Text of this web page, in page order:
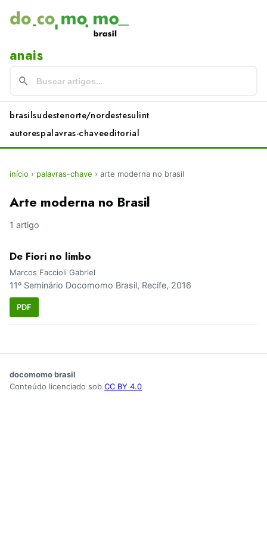
anais
brasilsudestenorte/nordestesulint
autorespalavras-chaveeditorial
início › palavras-chave › arte moderna no brasil
Arte moderna no Brasil
1 artigo
De Fiori no limbo
Marcos Faccioli Gabriel
11º Seminário Docomomo Brasil, Recife, 2016
PDF
docomomo brasil
Conteúdo licenciado sob CC BY 4.0